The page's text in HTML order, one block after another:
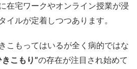
在宅ワークやオンライン授業が浸
イルが定着しつつあります。
こもってはいるが全く病的ではな
こもり”の存在が注目され始めて